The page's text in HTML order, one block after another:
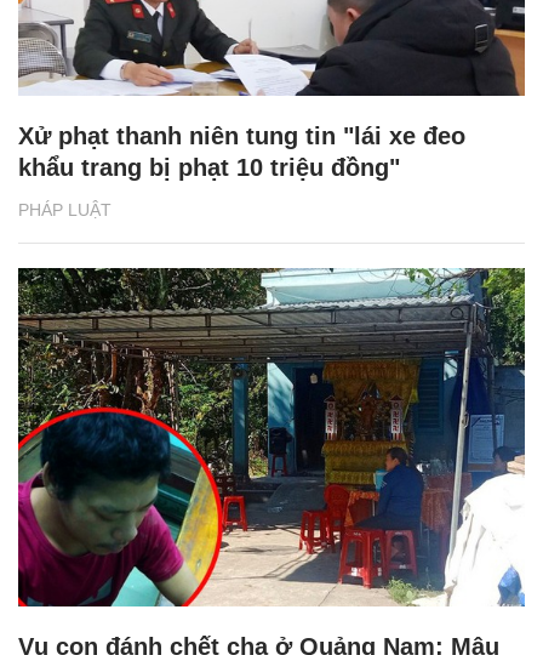
PHÁP LUẬT
Xử phạt thanh niên tung tin "lái xe đeo
khẩu trang bị phạt 10 triệu đồng"
Vụ con đánh chết cha ở Quảng Nam: Mâu